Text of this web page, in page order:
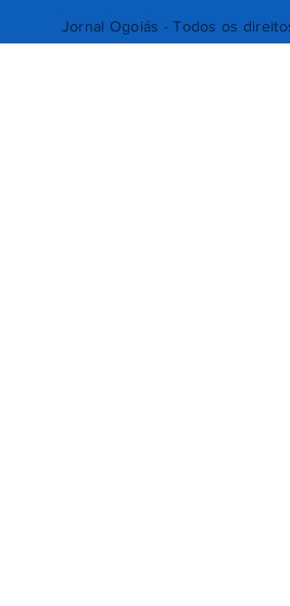
Jornal Ogoiás - Todos os